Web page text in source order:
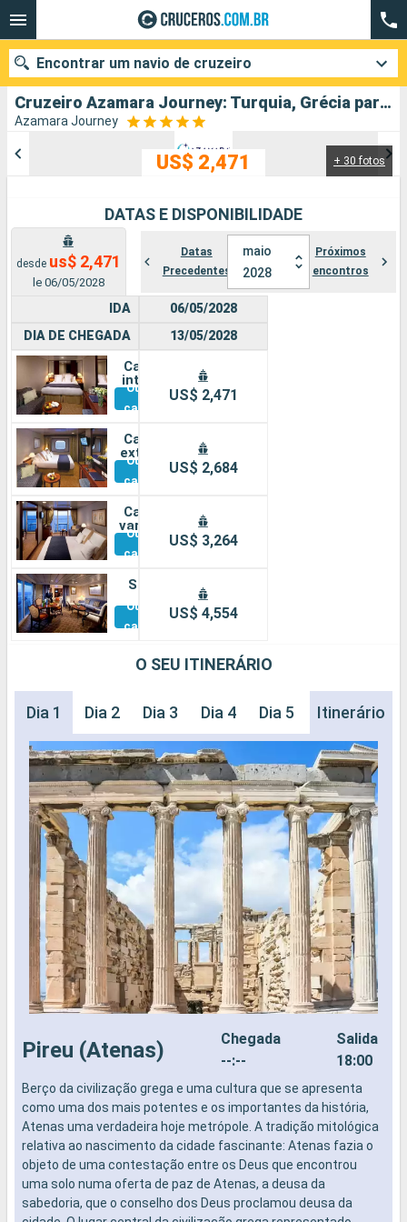
Cruzeiro Azamara Journey: Turquia, Grécia partindo de Pireu (Atenas)
Azamara Journey
+ 30 fotos
US$ 2,471
DATAS E DISPONIBILIDADE
desde us$ 2,471
le 06/05/2028
Datas
Precedentes
maio
2028
Próximos
encontros
IDA
DIA DE CHEGADA
Cabine
interna
Outras
cabines
Cabine
externa
Outras
cabines
Cabine
varanda
Outras
cabines
Suíte
Outras
cabines
06/05/2028
13/05/2028
US$ 2,471
US$ 2,684
US$ 3,264
US$ 4,554
O SEU ITINERÁRIO
Dia 1 Dia 2 Dia 3 Dia 4 Dia 5 Dia 6 Dia
Itinerário
Pireu (Atenas)
Chegada
--:--
Salida
18:00
Berço da civilização grega e uma cultura que se apresenta
como uma dos mais potentes e os importantes da história,
Atenas uma verdadeira hoje metrópole. A tradição mitológica
relativa ao nascimento da cidade fascinante: Atenas fazia o
objeto de uma contestação entre os Deus que encontrou
uma solo numa oferta de paz de Atenas, a deusa da
sabedoria, que o conselho dos Deus proclamou deusa da
Encontrar um navio de cruzeiro
Cidades Companhias
Pesquisar